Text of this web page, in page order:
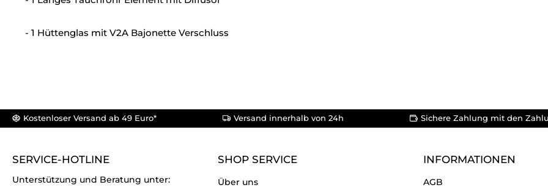
- 1 Hüttenglas mit V2A Bajonette Verschluss
Kostenloser Versand ab 49 Euro* Versand innerhalb von 24h Sichere Zahlung mit den
SERVICE-HOTLINE
Unterstützung und Beratung unter:
SHOP SERVICE
Über uns
INFORMATIONEN
AGB